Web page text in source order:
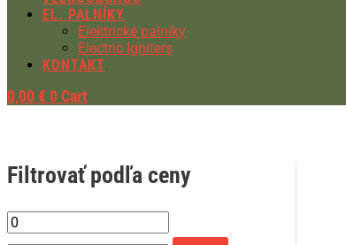
EL. PALNÍKY
Elektrické palníky
Electric Igniters
KONTAKT
0,00 € 0 Cart
Filtrovať podľa ceny